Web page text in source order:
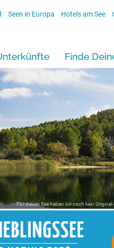
Seen in Europa Hotels am See
Finde
Für diesen See haben wir noch kein